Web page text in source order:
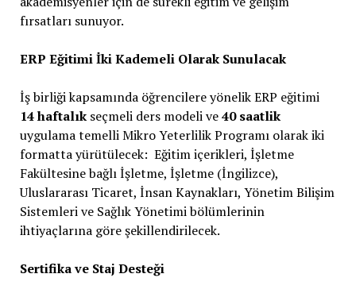
fırsatları sunuyor.
ERP Eğitimi İki Kademeli Olarak Sunulacak
İş birliği kapsamında öğrencilere yönelik ERP eğitimi
14 haftalıkseçmeli ders modeli ve40 saatlik
uygulama temelli Mikro Yeterlilik Programı olarak iki
formatta yürütülecek: Eğitim içerikleri, İşletme
Fakültesine bağlı İşletme, İşletme (İngilizce),
Uluslararası Ticaret, İnsan Kaynakları, Yönetim Bilişim
Sistemleri ve Sağlık Yönetimi bölümlerinin
ihtiyaçlarına göre şekillendirilecek.
Sertifika ve Staj Desteği